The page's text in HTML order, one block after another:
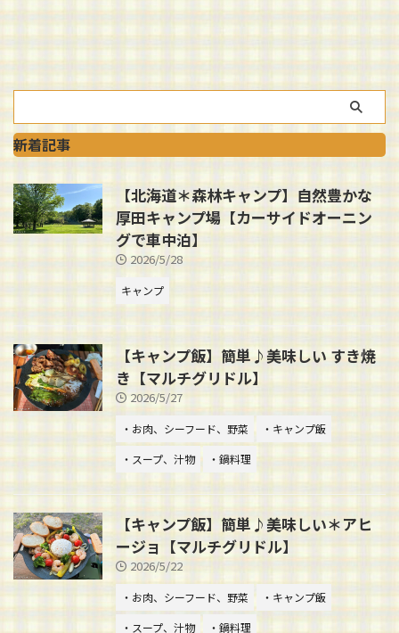
新着記事
【北海道＊森林キャンプ】自然豊かな
厚田キャンプ場【カーサイドオーニン
グで車中泊】
2026/5/28
キャンプ
【キャンプ飯】簡単♪美味しい すき焼
き【マルチグリドル】
2026/5/27
・お肉、シーフード、野菜
・キャンプ飯
・スープ、汁物
・鍋料理
【キャンプ飯】簡単♪美味しい＊アヒ
ージョ【マルチグリドル】
2026/5/22
・お肉、シーフード、野菜
・キャンプ飯
・スープ、汁物
・鍋料理